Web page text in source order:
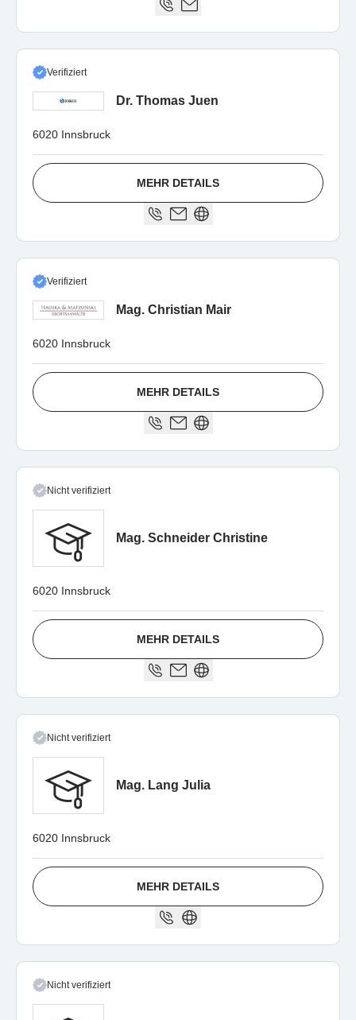
Verifiziert
Dr. Thomas Juen
6020 Innsbruck
MEHR DETAILS
Verifiziert
Mag. Christian Mair
6020 Innsbruck
MEHR DETAILS
Nicht verifiziert
Mag. Schneider Christine
6020 Innsbruck
MEHR DETAILS
Nicht verifiziert
Mag. Lang Julia
6020 Innsbruck
MEHR DETAILS
Nicht verifiziert